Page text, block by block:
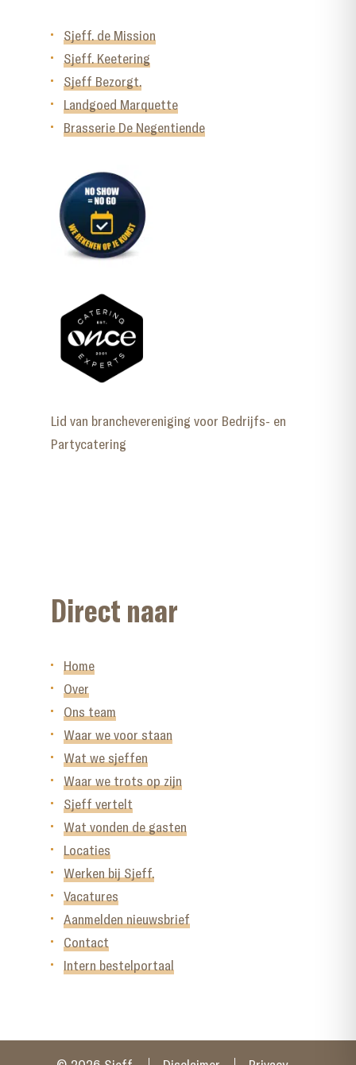
Sjeff. de Mission
Sjeff. Keetering
Sjeff Bezorgt.
Landgoed Marquette
Brasserie De Negentiende
Lid van branchevereniging voor Bedrijfs- en
Partycatering
Direct naar
Home
Over
Ons team
Waar we voor staan
Wat we sjeffen
Waar we trots op zijn
Sjeff vertelt
Wat vonden de gasten
Locaties
Werken bij Sjeff.
Vacatures
Aanmelden nieuwsbrief
Contact
Intern bestelportaal